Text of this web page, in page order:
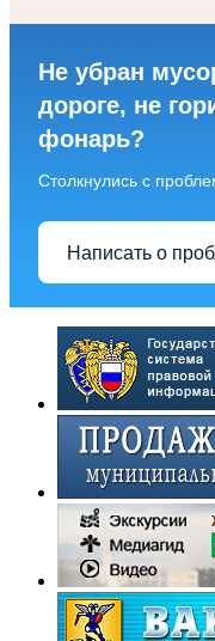
Не убран
дороге, не
фонарь?
Столкнулись с
Написать о